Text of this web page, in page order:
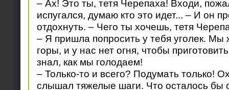
– Ах! Это ты, тетя Черепаха! Входи,
испугался, думаю кто это идет... – И он
отдохнуть. – Чего ты хочешь, тетя
– Я пришла попросить у тебя уголек. Мы
горы, и у нас нет огня, чтобы
знал, как мы голодаем!
– Только-то и всего? Подумать только!
слышал тяжелые шаги. Что осталось бы